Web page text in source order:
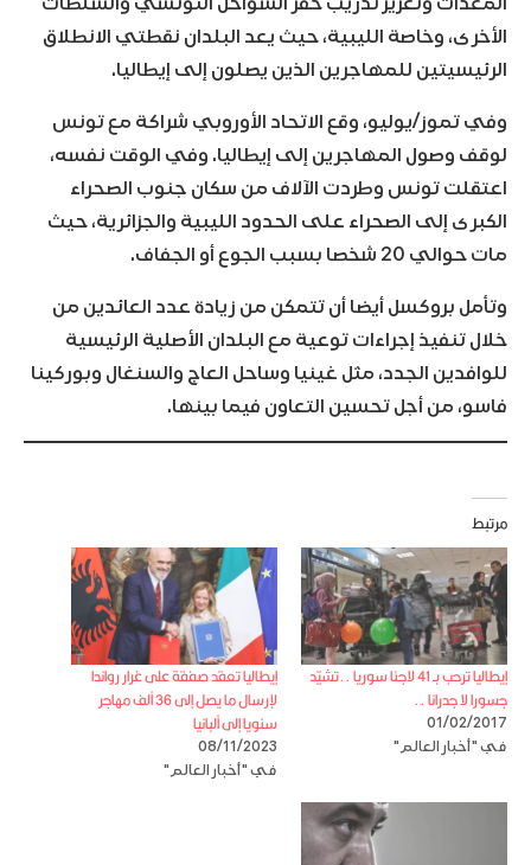
الأخرى، وخاصة الليبية، حيث يعد البلدان نقطتي الانطلاق
الرئيسيتين للمهاجرين الذين يصلون إلى إيطاليا.
وفي تموز/يوليو، وقع الاتحاد الأوروبي شراكة مع تونس
لوقف وصول المهاجرين إلى إيطاليا. وفي الوقت نفسه،
اعتقلت تونس وطردت الآلاف من سكان جنوب الصحراء
الكبرى إلى الصحراء على الحدود الليبية والجزائرية، حيث
مات حوالي 20 شخصا بسبب الجوع أو الجفاف.
وتأمل بروكسل أيضا أن تتمكن من زيادة عدد العائدين من
خلال تنفيذ إجراءات توعية مع البلدان الأصلية الرئيسية
للوافدين الجدد، مثل غينيا وساحل العاج والسنغال وبوركينا
فاسو، من أجل تحسين التعاون فيما بينها.
مرتبط
إيطاليا ترحب بـ 41 لاجئا سوريا ..تشيّد
جسورا لا جدرانا ..
01/02/2017
في "أخبار العالم"
إيطاليا تعقد صفقة على غرار رواندا
لإرسال ما يصل إلى 36 ألف مهاجر
سنويا إلى ألبانيا
08/11/2023
في "أخبار العالم"